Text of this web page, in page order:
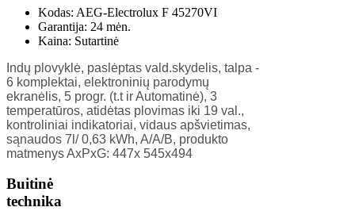
Kodas: AEG-Electrolux F 45270VI
Garantija: 24 mėn.
Kaina: Sutartinė
Indų plovyklė, paslėptas vald.skydelis, talpa -
6 komplektai, elektroninių parodymų
ekranėlis, 5 progr. (t.t ir Automatinė), 3
temperatūros, atidėtas plovimas iki 19 val.,
kontroliniai indikatoriai, vidaus apšvietimas,
sąnaudos 7l/ 0,63 kWh, A/A/B, produkto
matmenys AxPxG: 447x 545x494
Buitinė
technika